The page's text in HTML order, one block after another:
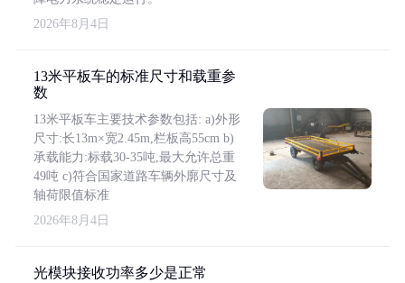
2026年8月4日
13米平板车的标准尺寸和载重参
数
13米平板车主要技术参数包括: a)外形
尺寸:长13m×宽2.45m,栏板高55cm b)
承载能力:标载30-35吨,最大允许总重
49吨 c)符合国家道路车辆外廓尺寸及
轴荷限值标准
2026年8月4日
光模块接收功率多少是正常